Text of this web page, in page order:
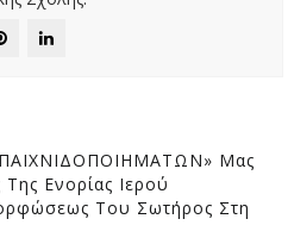
Μας
Της Ενορίας Ιερού
Του Σωτήρος Στη